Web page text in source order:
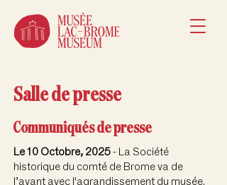
Salle de presse
Communiqués de presse
Le 10 Octobre, 2025- La Société
historique du comté de Brome va de
l’avant avec l'agrandissement du musée.